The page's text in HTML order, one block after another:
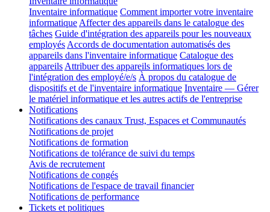
Inventaire informatique Comment importer votre inventaire
informatique Affecter des appareils dans le catalogue des
tâches Guide d'intégration des appareils pour les nouveaux
employés Accords de documentation automatisés des
appareils dans l'inventaire informatique Catalogue des
appareils Attribuer des appareils informatiques lors de
l'intégration des employé/e/s À propos du catalogue de
dispositifs et de l'inventaire informatique Inventaire — Gérer
le matériel informatique et les autres actifs de l'entreprise
Notifications
Notifications des canaux Trust, Espaces et Communautés
Notifications de projet
Notifications de formation
Notifications de tolérance de suivi du temps
Avis de recrutement
Notifications de congés
Notifications de l'espace de travail financier
Notifications de performance
Tickets et politiques